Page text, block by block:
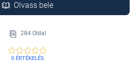
Olvass bele
284 Oldal
0 ÉRTÉKELÉS